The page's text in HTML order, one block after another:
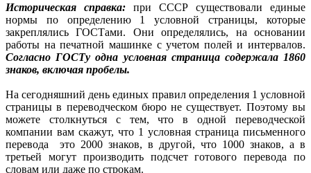
Историческая справка: при СССР существовали единые
нормы по определению 1 условной страницы, которые
закреплялись ГОСТами. Они определялись, на основании
работы на печатной машинке с учетом полей и интервалов.
Согласно ГОСТу одна условная страница содержала 1860
знаков, включая пробелы.
На сегодняшний день единых правил определения 1 условной
страницы в переводческом бюро не существует. Поэтому вы
можете столкнуться с тем, что в одной переводческой
компании вам скажут, что 1 условная страница письменного
перевода это 2000 знаков, в другой, что 1000 знаков, а в
третьей могут производить подсчет готового перевода по
словам или даже по строкам.